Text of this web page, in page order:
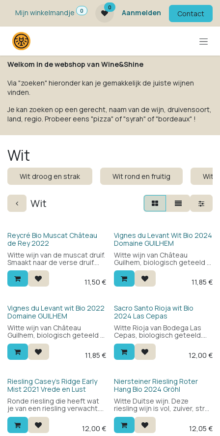
Mijn winkelmandje
0
0
Aanmelden Contact
Welkom in de webshop van Wine&Shine
Via "zoeken" hieronder kan je gemakkelijk de juiste wijnen
vinden.
Je kan zoeken op een gerecht, naam van de wijn, druivensoort,
land, regio. Probeer eens "pizza" of "syrah" of "bordeaux" !
Wit
Wit droog en strak Wit rond en fruitig Wit
Wit
Bio
Reycré Bio Muscat Château
de Rey 2022
Witte wijn van de muscat druif.
Smaakt naar de verse druif.
Ideaal als aperitief. Dit is een
demi sec wijn met een tikje
zoet. 11,50 €
Bio
Vignes du Levant Wit Bio 2024
Domaine GUILHEM
Witte wijn van Château
Guilhem, biologisch geteeld in
de Languedoc. Hoofdzakelijk
sauvignon blanc: fris en rond
met citrus, witte bloemen en
als "Prestige".
11,85 €
Bio
Vignes du Levant wit Bio 2022
Domaine GUILHEM
Witte wijn van Château
Guilhem, biologisch geteeld in
de Languedoc. Hoofdzakelijk
sauvignon blanc: fris en rond
met citrus, witte bloemen en
als "Prestige".
11,85 €
Bio
Sacro Santo Rioja wit Bio
2024 Las Cepas
Witte Rioja van Bodega Las
Cepas, biologisch geteeld.
100% Maturana Blanca: fris en
krachtig met een mooie
balans en een subtiele notige
je geld.
12,00 €
Riesling Casey's Ridge Early
Mist 2021 Vrede en Lust
Ronde riesling die heeft wat
je van een riesling verwacht.
Niet te droog, dus ook als
aperitief goed voor de
liefhebbers. 12,00 €
Bio
Niersteiner Riesling Roter
Hang Bio 2024 Gröhl
Witte Duitse wijn. Deze
riesling wijn is vol, zuiver, strak
en krachtig. Een zeer mooie
riesling en prijs kwaliteit
topper. 100% riesling druiven.
12,05 €